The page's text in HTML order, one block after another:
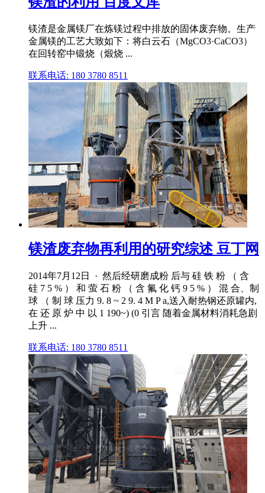
镁渣是金属镁厂在炼镁过程中排放的固体废弃物。生产
金属镁的工艺大致如下：将白云石（MgCO3·CaCO3）
在回转窑中锻烧（煅烧 ...
联系电话: 180 3780 8511
镁渣废弃物再利用的研究综述 豆丁网
2014年7月12日 · 然后经研磨成粉 后与 硅 铁 粉 （ 含
硅 7 5 % ） 和 萤 石 粉 （ 含 氟 化 钙 9 5 % ） 混 合、制
球 （ 制 球 压力 9. 8 ~ 2 9. 4 M P a,送入耐热钢还原罐内,
在 还 原 炉 中 以 1 190~) (0 引言 随着金属材料消耗急剧
上升 ...
联系电话: 180 3780 8511